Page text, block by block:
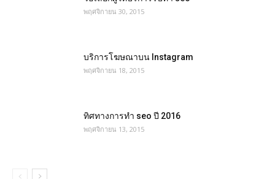
พฤศจิกายน 30, 2015
บริการโฆษณาบน Instagram
พฤศจิกายน 18, 2015
ทิศทางการทำ seo ปี 2016
พฤศจิกายน 13, 2015